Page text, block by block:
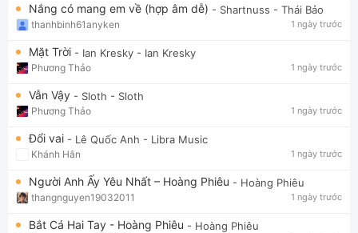
Nắng có mang em về (hợp âm dễ) - Shartnuss - Thái Bảo
thanhbinh61anyken 1 ngày trước
Mặt Trời - Ian Kresky - Ian Kresky
Phương Thảo 1 ngày trước
Vẫn Vậy - Sloth - Sloth
Phương Thảo 1 ngày trước
Đổi vai - Lê Quốc Anh - Libra Music
Khánh Hân 1 ngày trước
Người Anh Ấy Yêu Nhất – Hoàng Phiêu - Hoàng Phiêu
thangnguyen19032011 1 ngày trước
Bắt Cá Hai Tay - Hoàng Phiêu - Hoàng Phiêu